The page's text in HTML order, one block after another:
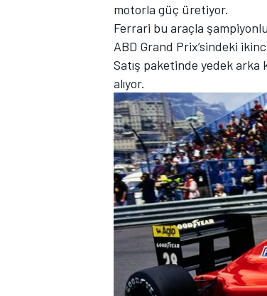
MOTOSİKLET
motorla güç üretiyor.
Ferrari bu araçla
ABD Grand Prix’sindeki
Satış paketinde yedek arka
alıyor.